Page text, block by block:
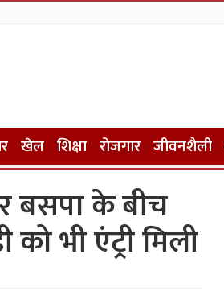
खेल शिक्षा रोजगार जीवनशैली
बसपा के बीच
भी एंट्री मिली